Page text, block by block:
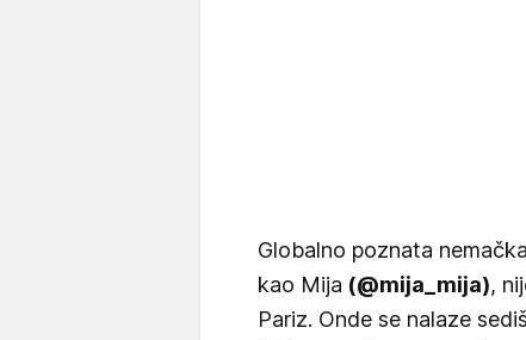
Globalno poznata
kao Mija (@mija_mija),
Pariz. Onde se nalaze